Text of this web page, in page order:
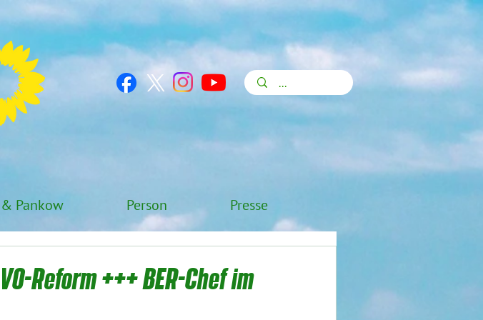
Reform +++ BER-Chef im
Pankow Person Presse